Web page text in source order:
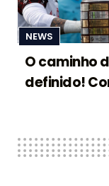
NEWS
O caminho
definido!